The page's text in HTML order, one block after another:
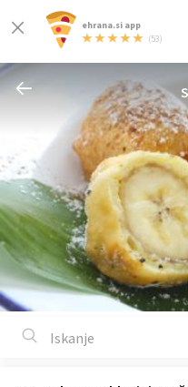
ehrana.si app
(53)